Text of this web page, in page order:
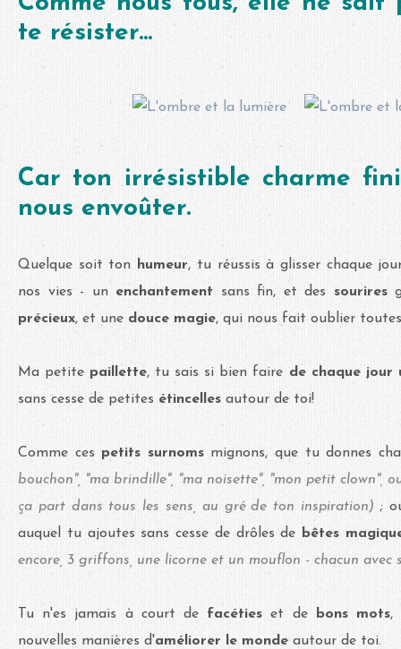
te résister...
Car ton irrésistible charme
nous envoûter.
Quelque soit ton humeur, tu réussis à glisser chaque
nos vies - un enchantement sans fin, et des sourires
précieux, et une douce magie, qui nous fait oublier
Ma petite paillette, tu sais si bien faire de chaque jour
sans cesse de petites étincelles autour de toi!
Comme ces petits surnomsmignons, que tu donnes
bouchon", "ma brindille", "ma noisette", "mon petit clown",
ça part dans tous les sens, au gré de ton inspiration) ;
auquel tu ajoutes sans cesse de drôles de
bêtes
encore, 3 griffons, une licorne et un mouflon - chacun avec
Tu n'es jamais à court de facétieset de bons mots,
nouvelles manières d'améliorer le monde autour de toi.